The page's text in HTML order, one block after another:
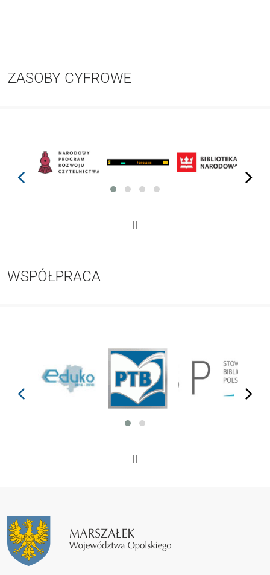
ZASOBY CYFROWE
prev next
WSTRZYMAJ
WSPÓŁPRACA
prev next
WSTRZYMAJ